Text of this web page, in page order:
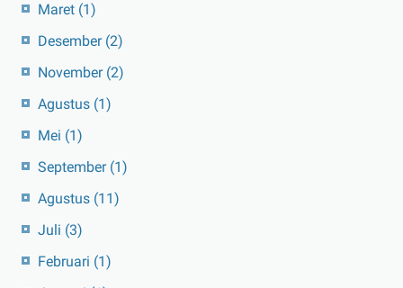
Maret (1)
Desember (2)
November (2)
Agustus (1)
Mei (1)
September (1)
Agustus (11)
Juli (3)
Februari (1)